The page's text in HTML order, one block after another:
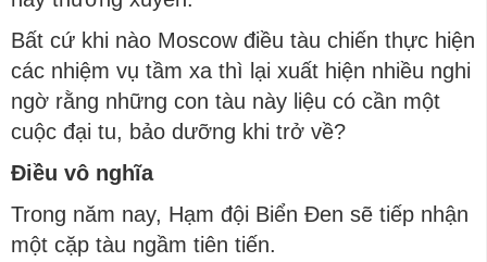
Bất cứ khi nào Moscow điều tàu chiến thực hiện
các nhiệm vụ tầm xa thì lại xuất hiện nhiều nghi
ngờ rằng những con tàu này liệu có cần một
cuộc đại tu, bảo dưỡng khi trở về?
Điều vô nghĩa
Trong năm nay, Hạm đội Biển Đen sẽ tiếp nhận
một cặp tàu ngầm tiên tiến.